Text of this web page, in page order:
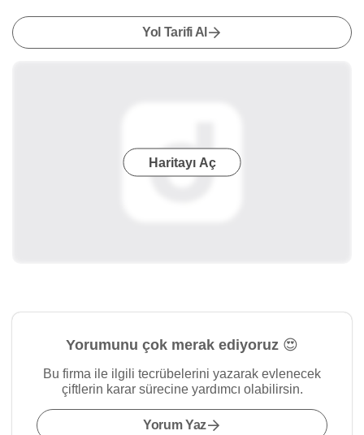
Yol Tarifi Al
Haritayı Aç
Yorumunu çok merak ediyoruz 😍
Bu firma ile ilgili tecrübelerini yazarak evlenecek
çiftlerin karar sürecine yardımcı olabilirsin.
Yorum Yaz